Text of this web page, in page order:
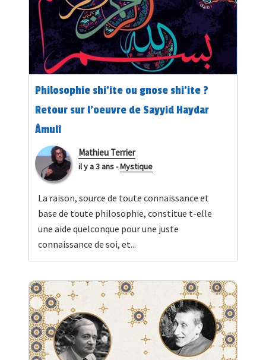
Philosophie shi’ite ou gnose shi’ite ?
Retour sur l’oeuvre de Sayyid Haydar
Âmulî
Mathieu Terrier
il y a 3 ans-Mystique
La raison, source de toute connaissance et
base de toute philosophie, constitue t-elle
une aide quelconque pour une juste
connaissance de soi, et...